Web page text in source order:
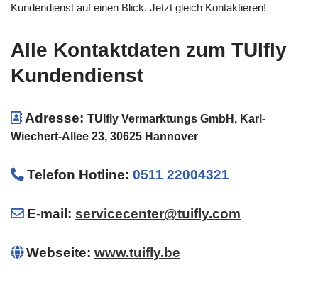
Kundendienst auf einen Blick. Jetzt gleich Kontaktieren!
Alle Kontaktdaten zum TUIfly
Kundendienst
Adresse: TUIfly Vermarktungs GmbH, Karl-
Wiechert-Allee 23, 30625 Hannover
Telefon Hotline: 0511 22004321
E-mail: servicecenter@tuifly.com
Webseite: www.tuifly.be